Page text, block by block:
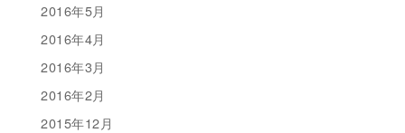
2016年5月
2016年4月
2016年3月
2016年2月
2015年12月